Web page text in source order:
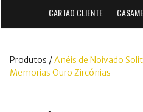
CARTÃO CLIENTE
Produtos /Anéis de Noivado
Memorias Ouro Zircónias